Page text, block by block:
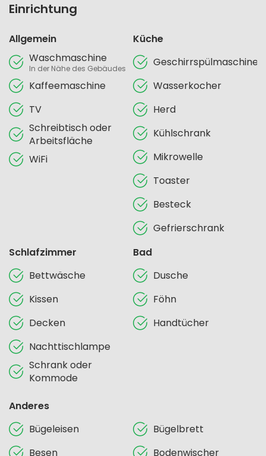
Einrichtung
Allgemein
Waschmaschine
In der Nähe des Gebäudes
Kaffeemaschine
TV
Schreibtisch oder
Arbeitsfläche
WiFi
Küche
Geschirrspülmaschine
Wasserkocher
Herd
Kühlschrank
Mikrowelle
Toaster
Besteck
Gefrierschrank
Schlafzimmer
Bettwäsche
Kissen
Decken
Nachttischlampe
Schrank oder
Kommode
Bad
Dusche
Föhn
Handtücher
Anderes
Bügeleisen
Bügelbrett
Besen
Bodenwischer